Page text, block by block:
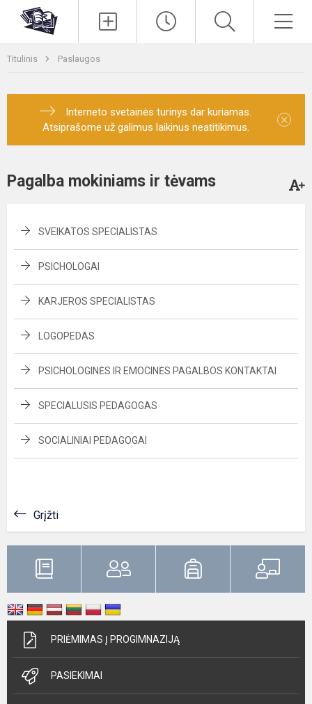
Titulinis Paslaugos
Interneto svetainės turinys dar kuriamas.
Atsiprašome už galimus laikinus neatitikimus.
×
Pagalba mokiniams ir tėvams
SVEIKATOS SPECIALISTAS
PSICHOLOGAI
KARJEROS SPECIALISTAS
LOGOPEDAS
PSICHOLOGINĖS IR EMOCINĖS PAGALBOS KONTAKTAI
SPECIALUSIS PEDAGOGAS
SOCIALINIAI PEDAGOGAI
Grįžti
PRIĖMIMAS Į PROGIMNAZIJĄ
PASIEKIMAI